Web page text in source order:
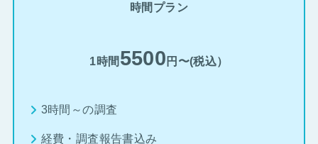
時間プラン
1時間 5500 円〜(税込）
3時間～の調査
経費・調査報告書込み